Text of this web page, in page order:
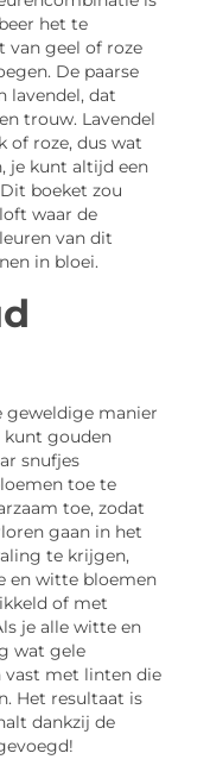
het te
van geel of roze
De paarse
lavendel, dat
trouw. Lavendel
of roze, dus wat
je kunt altijd een
boeket zou
waar de
van dit
in bloei.
geweldige manier
kunt gouden
snufjes
toe te
toe, zodat
gaan in het
te krijgen,
en witte bloemen
of met
je alle witte en
wat gele
vast met linten die
Het resultaat is
dankzij de